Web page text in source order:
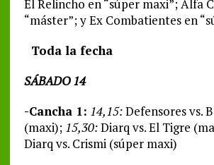
El Relincho en “súper maxi”; Alfa
“máster”; y Ex Combatientes en
Toda la fecha
SÁBADO 14
-Cancha 1: 14,15:Defensores vs.
(maxi); 15,30:Diarq vs. El Tigre
Diarq vs. Crismi (súper maxi)